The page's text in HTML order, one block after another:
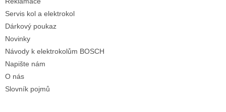
Servis kol a elektrokol
Dárkový poukaz
Novinky
Návody k elektrokolům BOSCH
Napište nám
O nás
Slovník pojmů